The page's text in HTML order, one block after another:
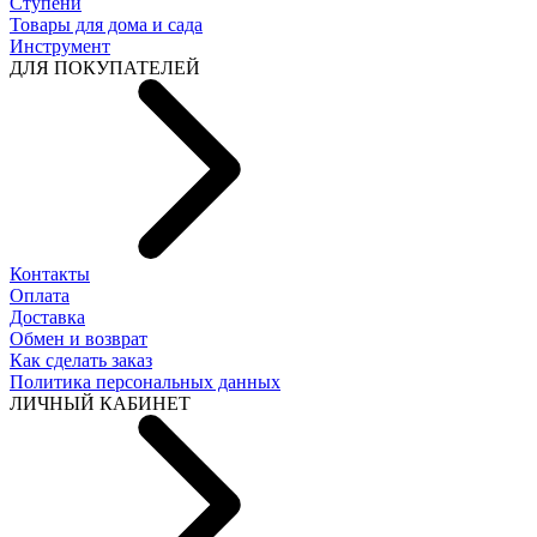
Товары для дома и сада
Инструмент
ДЛЯ ПОКУПАТЕЛЕЙ
Контакты
Оплата
Доставка
Обмен и возврат
Как сделать заказ
Политика персональных данных
ЛИЧНЫЙ КАБИНЕТ